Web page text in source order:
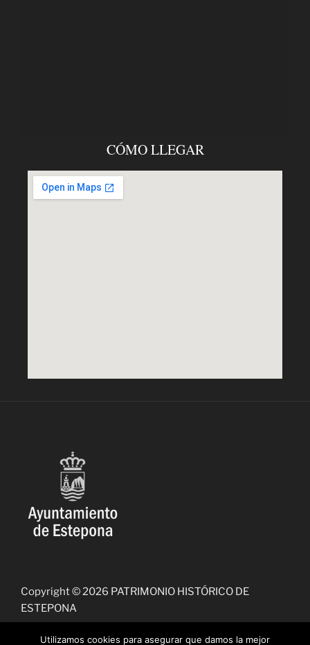
CÓMO LLEGAR
Copyright © 2026 PATRIMONIO HISTÓRICO DE
ESTEPONA
Utilizamos cookies para asegurar que damos la mejor